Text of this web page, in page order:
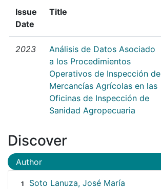
Issue
Date
Title
2023
Análisis de Datos Asociado
a los Procedimientos
Operativos de Inspección de
Mercancías Agrícolas en las
Oficinas de Inspección de
Sanidad Agropecuaria
Discover
Author
1 Soto Lanuza, José María